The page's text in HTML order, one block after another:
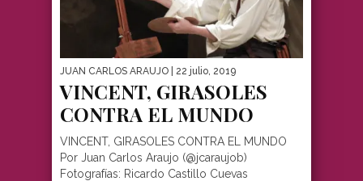
JUAN CARLOS ARAUJO | 22 julio, 2019
VINCENT, GIRASOLES
CONTRA EL MUNDO
VINCENT, GIRASOLES CONTRA EL MUNDO
Por Juan Carlos Araujo (@jcaraujob)
Fotografías: Ricardo Castillo Cuevas